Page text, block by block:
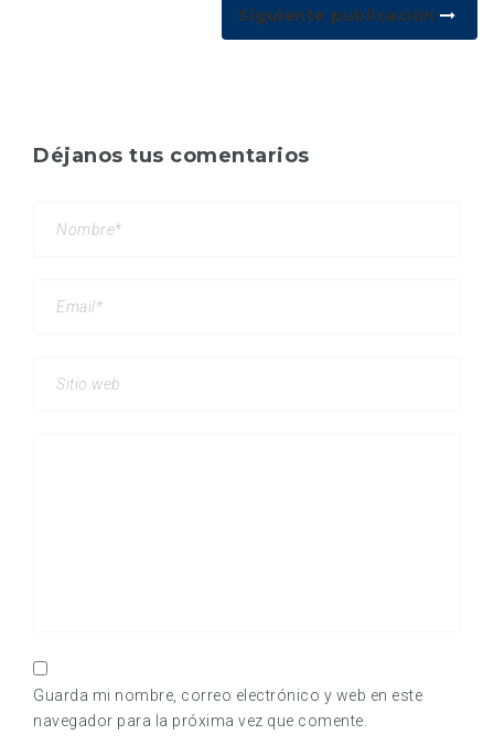
Siguiente publicación
Déjanos tus comentarios
Guarda mi nombre, correo electrónico y web en este
navegador para la próxima vez que comente.